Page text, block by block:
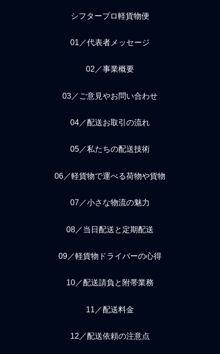
シフタープロ軽貨物便
01／代表者メッセージ
02／事業概要
03／ご意見やお問い合わせ
04／配送お取引の流れ
05／私たちの配送技術
06／軽貨物で運べる荷物や貨物
07／小さな物流の魅力
08／当日配送と定期配送
09／軽貨物ドライバーの心得
10／配送請負と附帯業務
11／配送料金
12／配送依頼の注意点